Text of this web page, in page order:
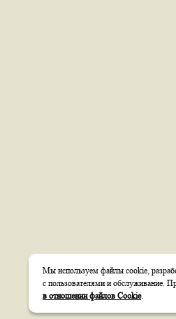
Мы используем файлы cookie,
с пользователями и обслуживание.
в отношении файлов Cookie.